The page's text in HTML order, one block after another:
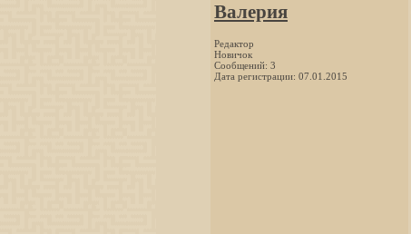
Валерия
Редактор
Новичок
Сообщений: 3
Дата регистрации: 07.01.2015